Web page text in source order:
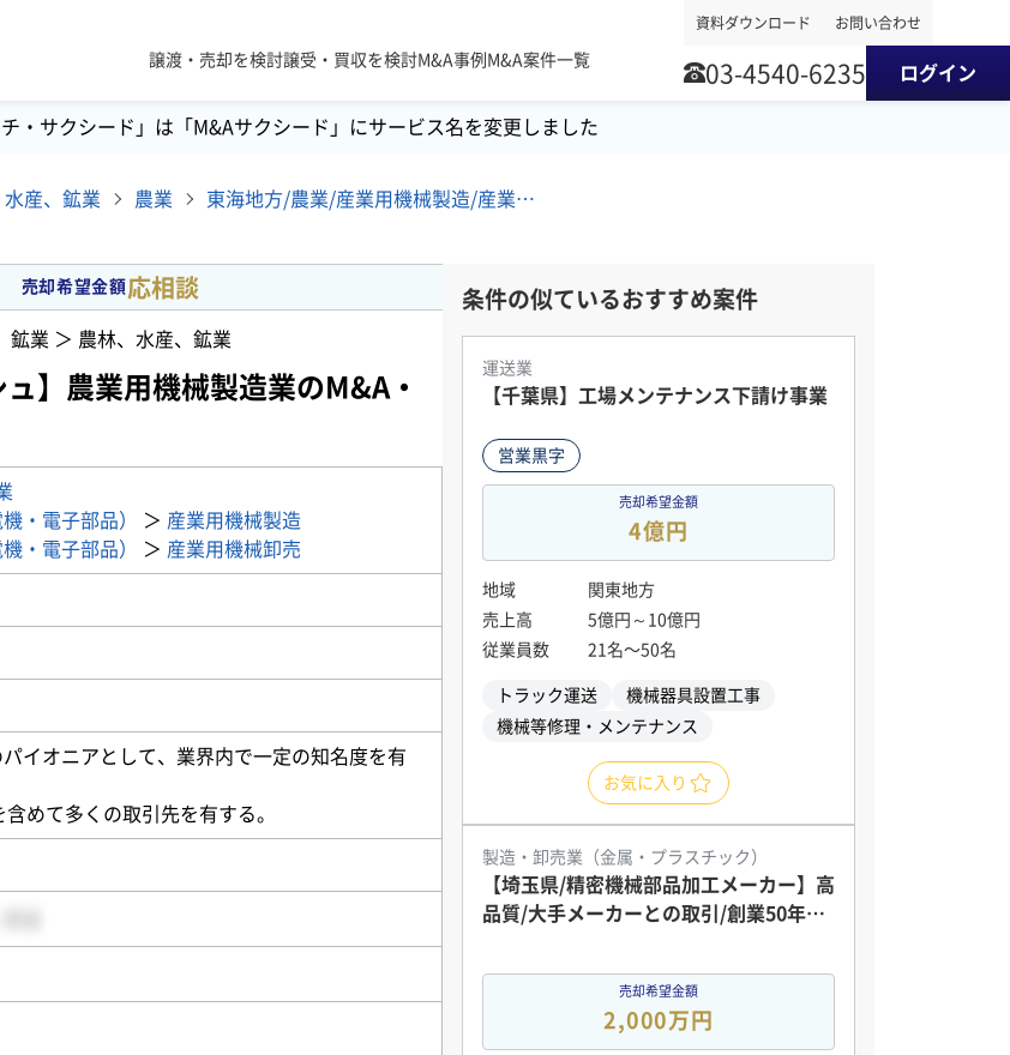
譲渡・売却を検討譲受・買収を検討M&A事例 M&A案件一覧
資料ダウンロード お問い合わせ
03-4540-6235 ログイン
・サクシード」は「M&Aサクシード」にサービス名を変更しました
水産、鉱業 農業 東海地方/農業/産業用機械製造/産業用機械卸売 M&A・事業譲渡案件
売却希望金額 応相談
鉱業 ＞ 農林、水産、鉱業
ュ】農業用機械製造業のM&A・
・電子部品）
＞ 産業用機械製造
・電子部品）
＞ 産業用機械卸売
パイオニアとして、業界内で一定の知名度を有
めて多くの取引先を有する。
条件の似ているおすすめ案件
運送業
【千葉県】工場メンテナンス下請け事業
営業黒字
売却希望金額
4億円
地域
関東地方
売上高
5億円～10億円
従業員数
21名〜50名
トラック運送
機械器具設置工事
機械等修理・メンテナンス
お気に入り
製造・卸売業（金属・プラスチック）
【埼玉県/精密機械部品加工メーカー】高
品質/大手メーカーとの取引/創業50年以
売却希望金額
2,000万円